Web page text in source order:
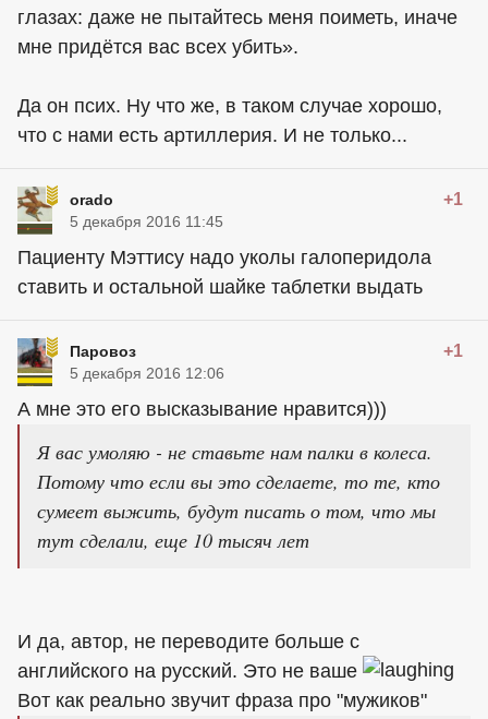
глазах: даже не пытайтесь меня поиметь, иначе
мне придётся вас всех убить».
Да он псих. Ну что же, в таком случае хорошо,
что с нами есть артиллерия. И не только...
orado +1
5 декабря 2016 11:45
Пациенту Мэттису надо уколы галоперидола
ставить и остальной шайке таблетки выдать
Паровоз +1
5 декабря 2016 12:06
А мне это его высказывание нравится)))
Я вас умоляю - не ставьте нам палки в колеса.
Потому что если вы это сделаете, то те, кто
сумеет выжить, будут писать о том, что мы
тут сделали, еще 10 тысяч лет
И да, автор, не переводите больше с
английского на русский. Это не ваше
Вот как реально звучит фраза про "мужиков"